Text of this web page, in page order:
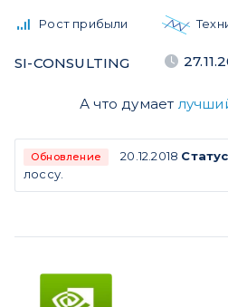
Рост прибыли
SI-CONSULTING
А что думает
Обновление 20.12.2018
лоссу.